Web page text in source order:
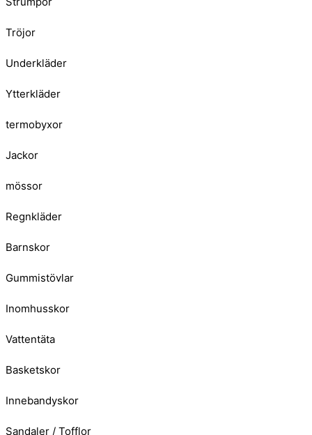
Tröjor
Underkläder
Ytterkläder
termobyxor
Jackor
mössor
Regnkläder
Barnskor
Gummistövlar
Inomhusskor
Vattentäta
Basketskor
Innebandyskor
Sandaler / Tofflor